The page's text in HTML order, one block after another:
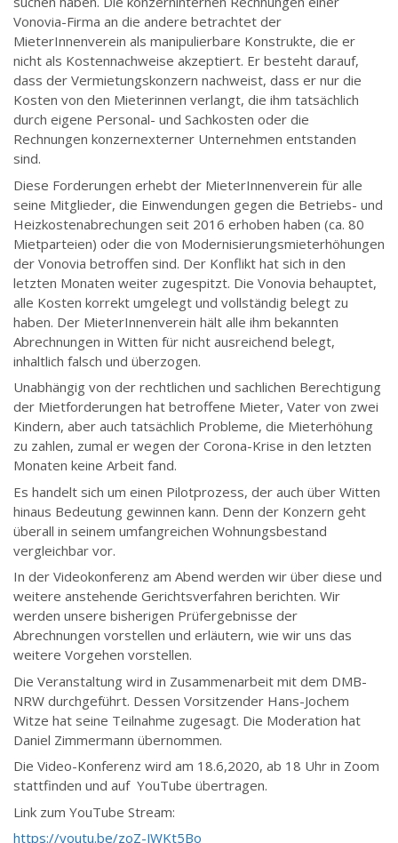
Vonovia-Firma an die andere betrachtet der
MieterInnenverein als manipulierbare Konstrukte, die er
nicht als Kostennachweise akzeptiert. Er besteht darauf,
dass der Vermietungskonzern nachweist, dass er nur die
Kosten von den Mieterinnen verlangt, die ihm tatsächlich
durch eigene Personal- und Sachkosten oder die
Rechnungen konzernexterner Unternehmen entstanden
sind.
Diese Forderungen erhebt der MieterInnenverein für alle
seine Mitglieder, die Einwendungen gegen die Betriebs- und
Heizkostenabrechungen seit 2016 erhoben haben (ca. 80
Mietparteien) oder die von Modernisierungsmieterhöhungen
der Vonovia betroffen sind. Der Konflikt hat sich in den
letzten Monaten weiter zugespitzt. Die Vonovia behauptet,
alle Kosten korrekt umgelegt und vollständig belegt zu
haben. Der MieterInnenverein hält alle ihm bekannten
Abrechnungen in Witten für nicht ausreichend belegt,
inhaltlich falsch und überzogen.
Unabhängig von der rechtlichen und sachlichen Berechtigung
der Mietforderungen hat betroffene Mieter, Vater von zwei
Kindern, aber auch tatsächlich Probleme, die Mieterhöhung
zu zahlen, zumal er wegen der Corona-Krise in den letzten
Monaten keine Arbeit fand.
Es handelt sich um einen Pilotprozess, der auch über Witten
hinaus Bedeutung gewinnen kann. Denn der Konzern geht
überall in seinem umfangreichen Wohnungsbestand
vergleichbar vor.
In der Videokonferenz am Abend werden wir über diese und
weitere anstehende Gerichtsverfahren berichten. Wir
werden unsere bisherigen Prüfergebnisse der
Abrechnungen vorstellen und erläutern, wie wir uns das
weitere Vorgehen vorstellen.
Die Veranstaltung wird in Zusammenarbeit mit dem DMB-
NRW durchgeführt. Dessen Vorsitzender Hans-Jochem
Witze hat seine Teilnahme zugesagt. Die Moderation hat
Daniel Zimmermann übernommen.
Die Video-Konferenz wird am 18.6,2020, ab 18 Uhr in Zoom
stattfinden und auf YouTube übertragen.
Link zum YouTube Stream:
https://youtu.be/zoZ-JWKt5Bo